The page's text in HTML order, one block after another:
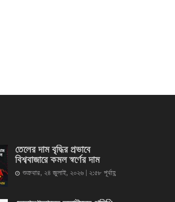
তেলের দাম বৃদ্ধির প্রভাবে
বিশ্ববাজারে কমল স্বর্ণের দাম
শুক্রবার, ২৪ জুলাই, ২০২৬ | ২:৫৮ পূর্বাহ্ণ